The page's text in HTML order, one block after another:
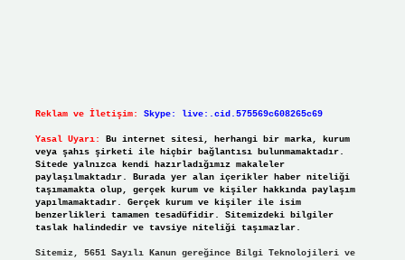
Reklam ve İletişim: Skype: live:.cid.575569c608265c69
Yasal Uyarı:
Bu internet sitesi, herhangi bir marka, kurum
veya şahıs şirketi ile hiçbir bağlantısı bulunmamaktadır.
Sitede yalnızca kendi hazırladığımız makaleler
paylaşılmaktadır. Burada yer alan içerikler haber niteliği
taşımamakta olup, gerçek kurum ve kişiler hakkında paylaşım
yapılmamaktadır. Gerçek kurum ve kişiler ile isim
benzerlikleri tamamen tesadüfidir. Sitemizdeki bilgiler
taslak halindedir ve tavsiye niteliği taşımazlar.
Sitemiz, 5651 Sayılı Kanun gereğince Bilgi Teknolojileri ve